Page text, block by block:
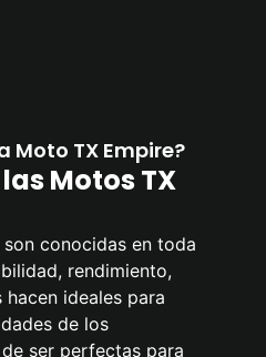
Moto TX Empire?
Motos TX
son conocidas en toda
rendimiento,
ideales para
de los
ser perfectas para